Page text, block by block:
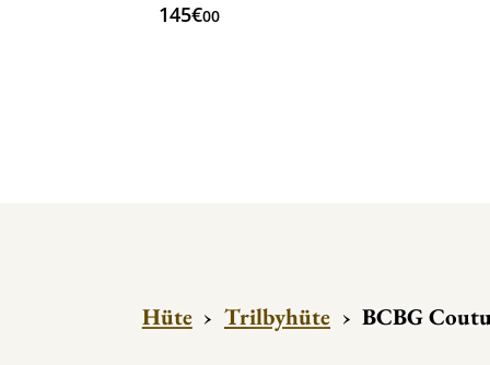
145€00
Hüte › Trilbyhüte › BCBG